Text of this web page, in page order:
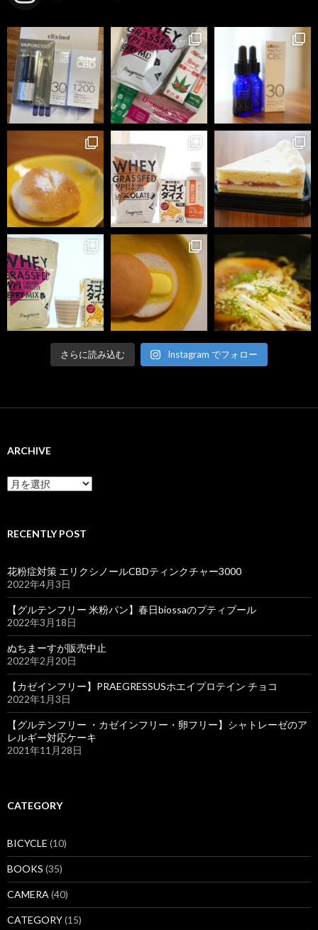
さらに読み込む Instagram でフォロー
ARCHIVE
ARCHIVE
RECENTLY POST
花粉症対策 エリクシノールCBDティンクチャー3000
2022年4月3日
【グルテンフリー 米粉パン】春日biossaのプティブール
2022年3月18日
ぬちまーすが販売中止
2022年2月20日
【カゼインフリー】PRAEGRESSUSホエイプロテイン チョコ
2022年1月3日
【グルテンフリー ・カゼインフリー・卵フリー】シャトレーゼのア
レルギー対応ケーキ
2021年11月28日
CATEGORY
BICYCLE (10)
BOOKS (35)
CAMERA (40)
CATEGORY(15)